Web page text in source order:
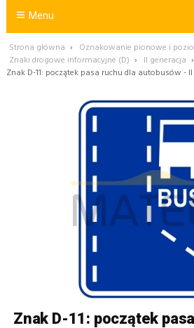
Menu
Strona główna › Oznakowanie pionowe i
Znaki drogowe informacyjne (D) › II generacja ›
Znak D-11: początek pasa ruchu dla autobusów -
Znak D-11: początek